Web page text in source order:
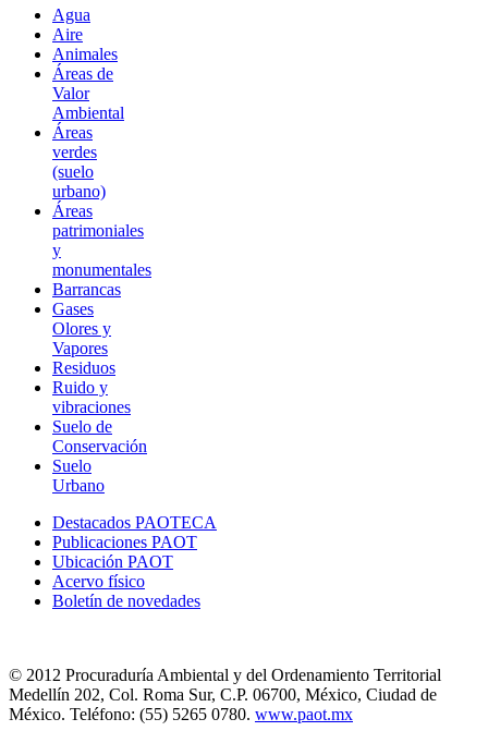
Agua
Aire
Animales
Áreas de
Valor
Ambiental
Áreas
verdes
(suelo
urbano)
Áreas
patrimoniales
y
monumentales
Barrancas
Gases
Olores y
Vapores
Residuos
Ruido y
vibraciones
Suelo de
Conservación
Suelo
Urbano
Destacados PAOTECA
Publicaciones PAOT
Ubicación PAOT
Acervo físico
Boletín de novedades
© 2012 Procuraduría Ambiental y del Ordenamiento Territorial
Medellín 202, Col. Roma Sur, C.P. 06700, México, Ciudad de
México. Teléfono: (55) 5265 0780. www.paot.mx